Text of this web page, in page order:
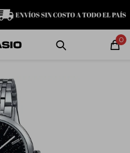
0
MI CUENTA
Contacto